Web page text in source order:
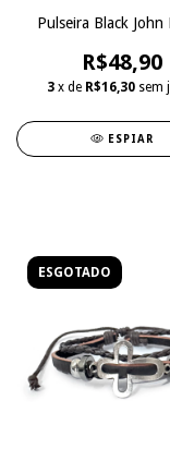
Pulseira Black John
R$48,90
3 x de R$16,30 sem
ESPIAR
ESGOTADO